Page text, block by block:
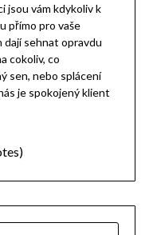
jsou vám kdykoliv k
přímo pro vaše
sehnat opravdu
cokoliv, co
sen, nebo splácení
je spokojený klient